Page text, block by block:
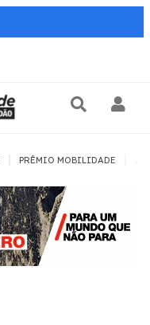
PRÊMIO MOBILIDADE